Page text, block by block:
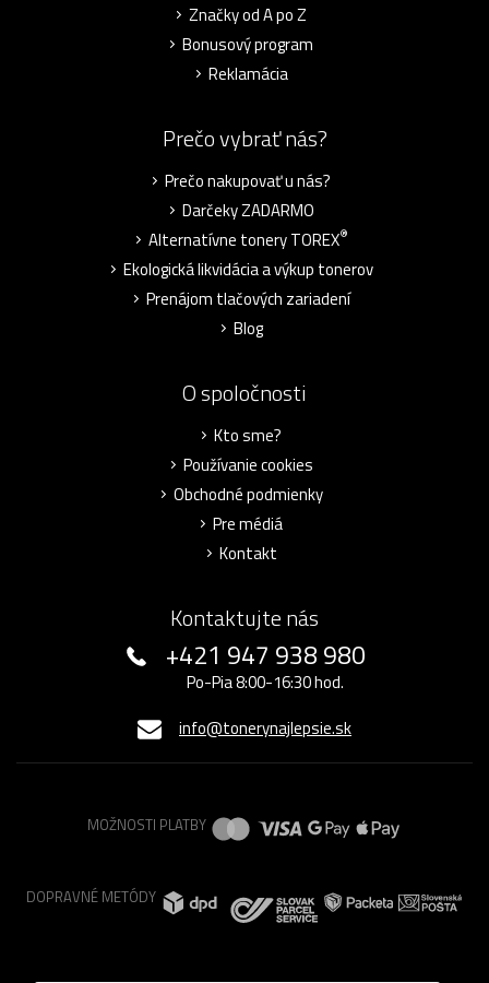
Značky od A po Z
Bonusový program
Reklamácia
Prečo vybrať nás?
Prečo nakupovať u nás?
Darčeky ZADARMO
Alternatívne tonery TOREX®
Ekologická likvidácia a výkup tonerov
Prenájom tlačových zariadení
Blog
O spoločnosti
Kto sme?
Používanie cookies
Obchodné podmienky
Pre médiá
Kontakt
Kontaktujte nás
+421 947 938 980
Po-Pia 8:00-16:30 hod.
info@tonerynajlepsie.sk
MOŽNOSTI PLATBY
DOPRAVNÉ METÓDY